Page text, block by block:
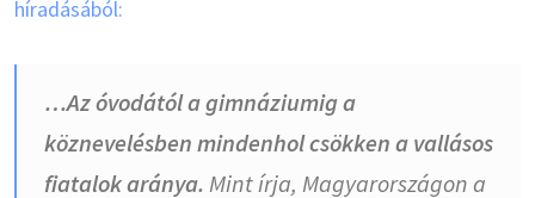
híradásából:
…Az óvodától a gimnáziumig a
köznevelésben mindenhol csökken a vallásos
fiatalok aránya. Mint írja, Magyarországon a